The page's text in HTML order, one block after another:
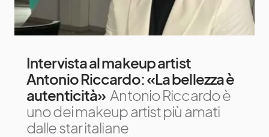
Intervista al makeup artist
Antonio Riccardo: «La bellezza è
autenticità» Antonio Riccardo è
uno dei makeup artist più amati
dalle star italiane